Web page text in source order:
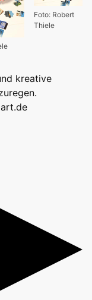
Foto: Robert
Thiele
kreative